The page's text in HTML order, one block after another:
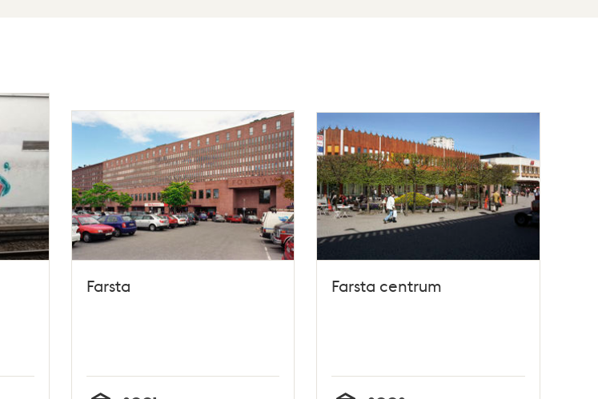
Farsta Farsta centrum